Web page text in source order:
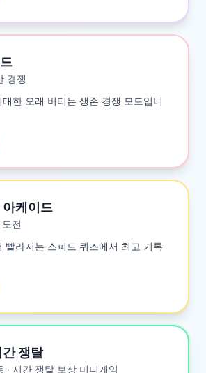
경쟁
한 오래 버티는 생존 경쟁 모드입니
아케이드
전
빨라지는 스피드 퀴즈에서 최고 기록
쟁탈
· 시간 쟁탈 보상 미니게임